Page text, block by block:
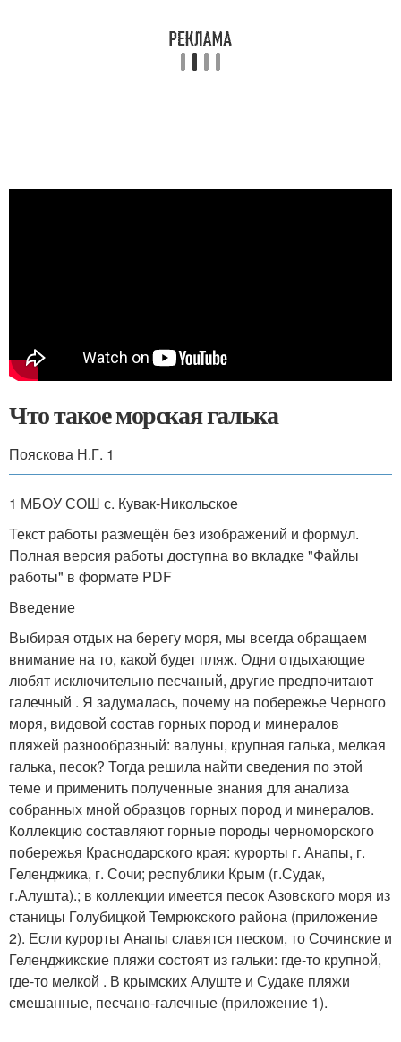
Что такое морская галька
Пояскова Н.Г. 1
1 МБОУ СОШ с. Кувак-Никольское
Текст работы размещён без изображений и формул.
Полная версия работы доступна во вкладке "Файлы
работы" в формате PDF
Введение
Выбирая отдых на берегу моря, мы всегда обращаем
внимание на то, какой будет пляж. Одни отдыхающие
любят исключительно песчаный, другие предпочитают
галечный . Я задумалась, почему на побережье Черного
моря, видовой состав горных пород и минералов
пляжей разнообразный: валуны, крупная галька, мелкая
галька, песок? Тогда решила найти сведения по этой
теме и применить полученные знания для анализа
собранных мной образцов горных пород и минералов.
Коллекцию составляют горные породы черноморского
побережья Краснодарского края: курорты г. Анапы, г.
Геленджика, г. Сочи; республики Крым (г.Судак,
г.Алушта).; в коллекции имеется песок Азовского моря из
станицы Голубицкой Темрюкского района (приложение
2). Если курорты Анапы славятся песком, то Сочинские и
Геленджикские пляжи состоят из гальки: где-то крупной,
где-то мелкой . В крымских Алуште и Судаке пляжи
смешанные, песчано-галечные (приложение 1).